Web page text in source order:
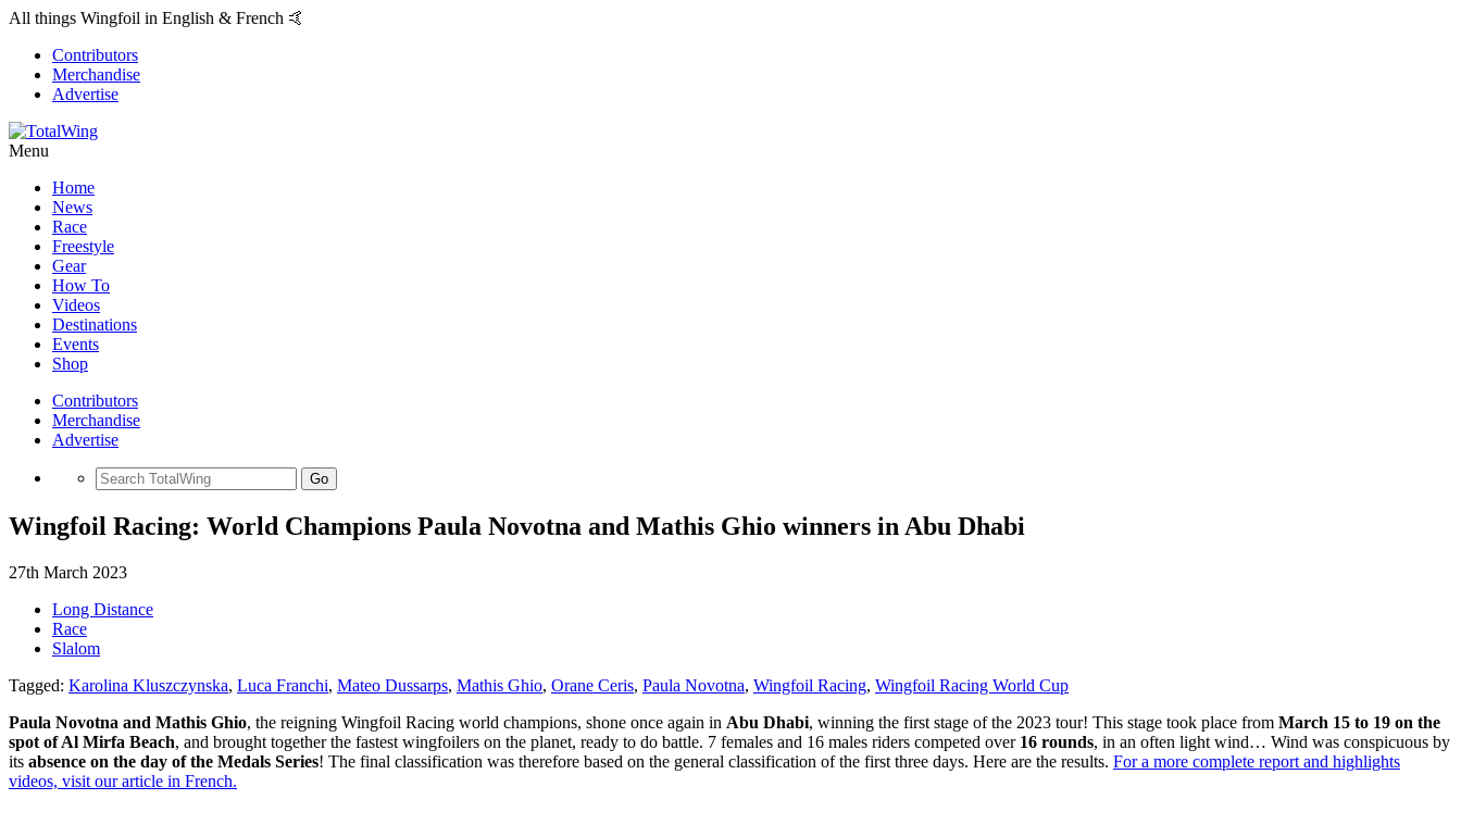
All things Wingfoil in English & French 🤙
Contributors
Merchandise
Advertise
Menu
Home
News
Race
Freestyle
Gear
How To
Videos
Destinations
Events
Shop
Contributors
Merchandise
Advertise
Go
Wingfoil Racing: World Champions Paula Novotna and Mathis Ghio winners in Abu Dhabi
27th March 2023
Long Distance
Race
Slalom
Tagged: Karolina Kluszczynska, Luca Franchi, Mateo Dussarps, Mathis Ghio, Orane Ceris, Paula Novotna, Wingfoil Racing, Wingfoil Racing World Cup
Paula Novotna and Mathis Ghio, the reigning Wingfoil Racing world champions, shone once again in Abu Dhabi, winning the first stage of the 2023 tour! This stage took place from March 15 to 19 on the
spot of Al Mirfa Beach, and brought together the fastest wingfoilers on the planet, ready to do battle. 7 females and 16 males riders competed over 16 rounds, in an often light wind… Wind was conspicuous by
its absence on the day of the Medals Series! The final classification was therefore based on the general classification of the first three days. Here are the results. For a more complete report and highlights
videos, visit our article in French.